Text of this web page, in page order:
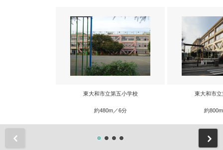
東大和市立第五小学校
約480m／6分
東大和市
約